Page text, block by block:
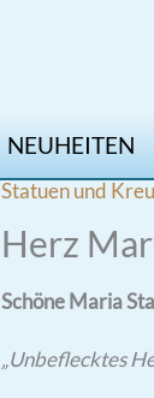
NEUHEITEN
Statuen und
Herz
Schöne Maria
„Unbeflecktes